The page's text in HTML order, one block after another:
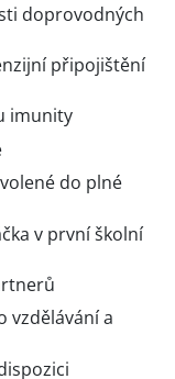
doprovodných
připojištění
imunity
do plné
v první školní
vzdělávání a